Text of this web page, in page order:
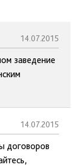
14.07.2015
заведение
14.07.2015
договоров